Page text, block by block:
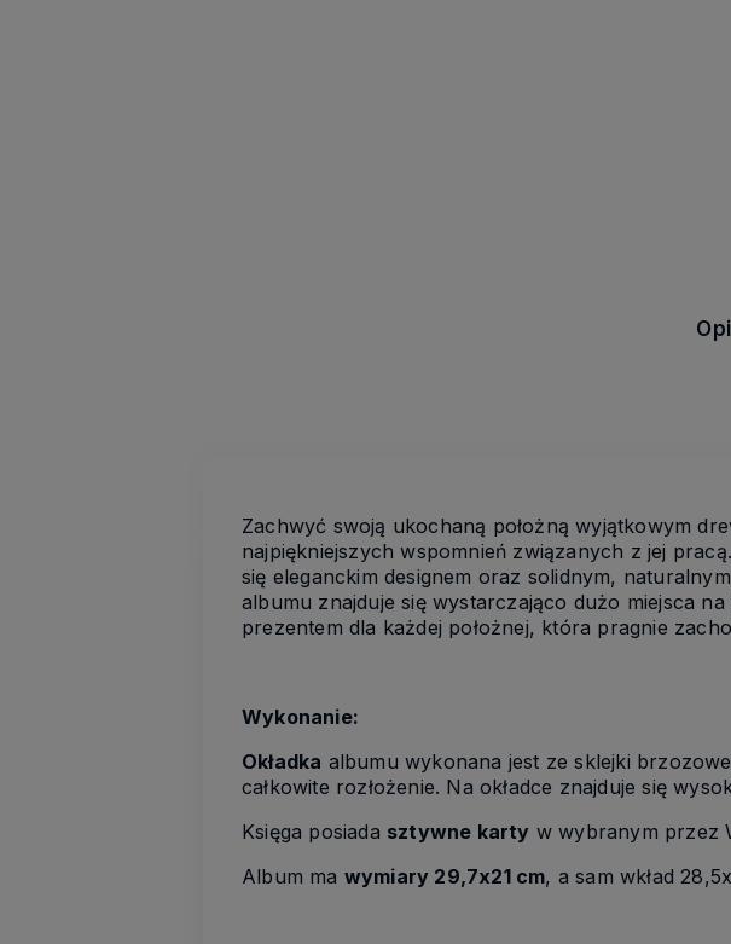
Zachwyć swoją ukochaną położną wyjątkowym
najpiękniejszych wspomnień związanych z jej
się eleganckim designem oraz solidnym,
albumu znajduje się wystarczająco dużo miejsca
prezentem dla każdej położnej, która pragnie
Wykonanie:
Okładka albumu wykonana jest ze sklejki
całkowite rozłożenie. Na okładce znajduje się
Księga posiada sztywne karty w wybranym przez
Album ma wymiary 29,7x21 cm, a sam wkład